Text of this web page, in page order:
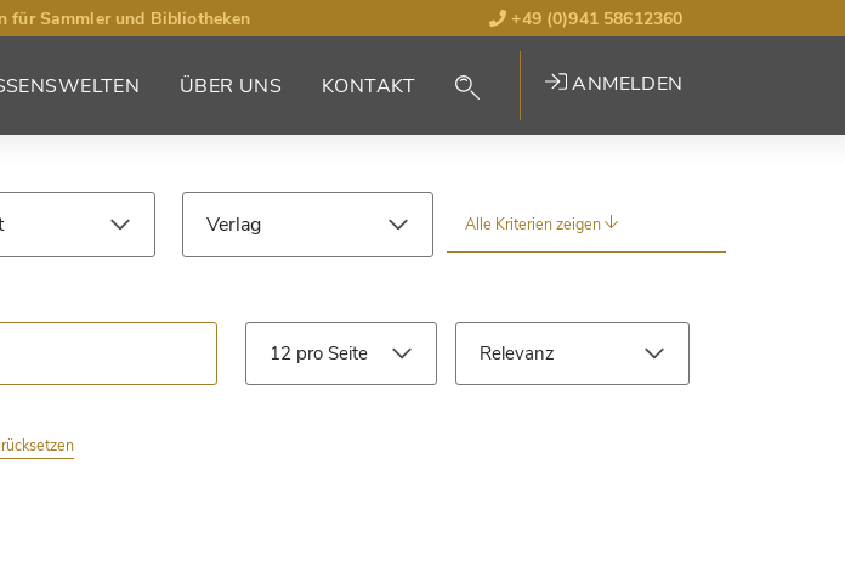
für Sammler und Bibliotheken +49 (0)941 58612360
ÜBER UNS KONTAKT ANMELDEN
Verlag Alle Kriterien zeigen
Art